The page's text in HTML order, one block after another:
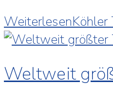
Weiterlesen
Weltweit